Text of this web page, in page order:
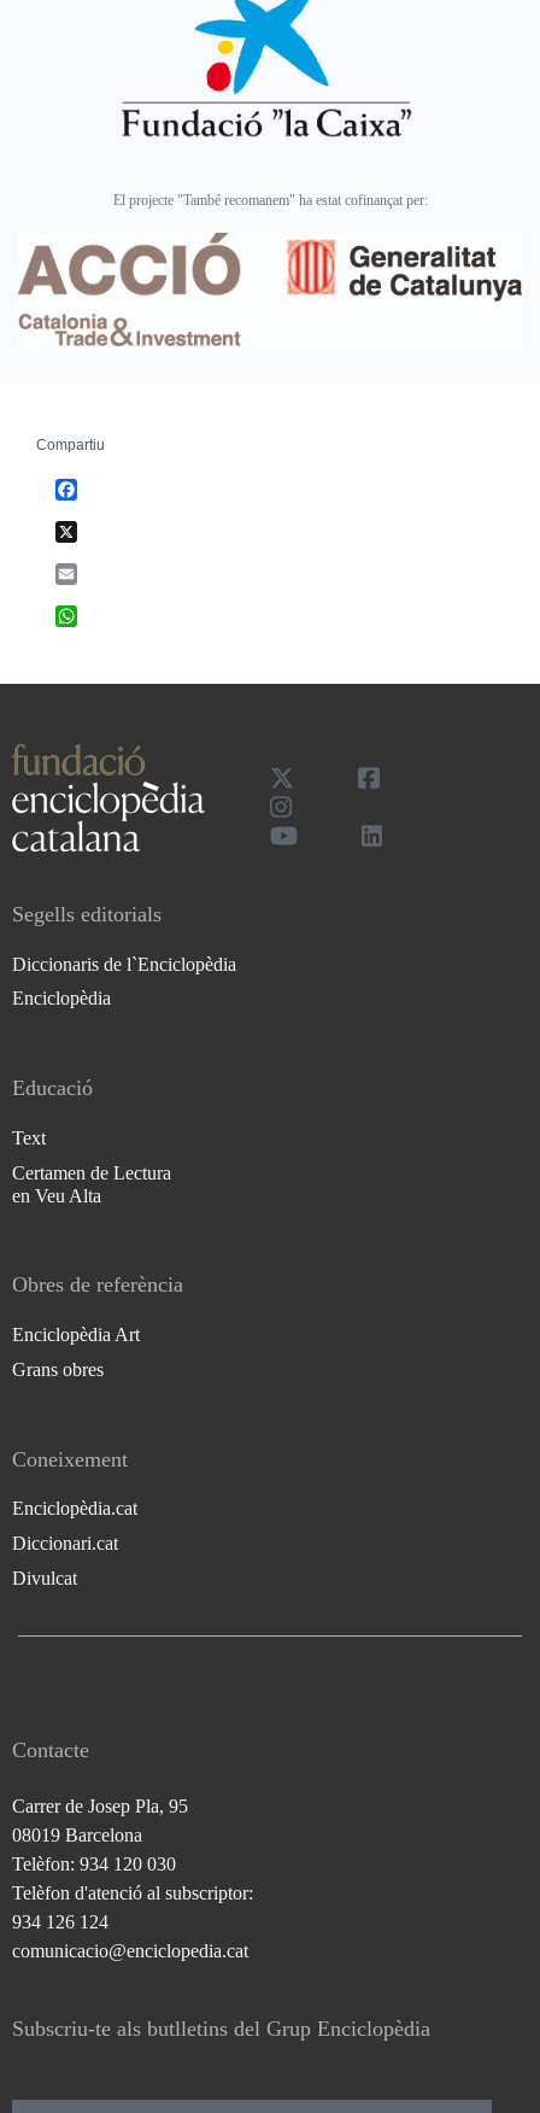
El projecte "També recomanem" ha estat cofinançat per:
Compartiu
Segells editorials
Diccionaris de l`Enciclopèdia
Enciclopèdia
Educació
Text
Certamen de Lectura
en Veu Alta
Obres de referència
Enciclopèdia Art
Grans obres
Coneixement
Enciclopèdia.cat
Diccionari.cat
Divulcat
Contacte
Carrer de Josep Pla, 95
08019 Barcelona
Telèfon: 934 120 030
Telèfon d'atenció al subscriptor:
934 126 124
comunicacio@enciclopedia.cat
Subscriu-te als butlletins del Grup Enciclopèdia